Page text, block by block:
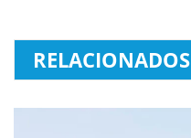
RELACIONADOS